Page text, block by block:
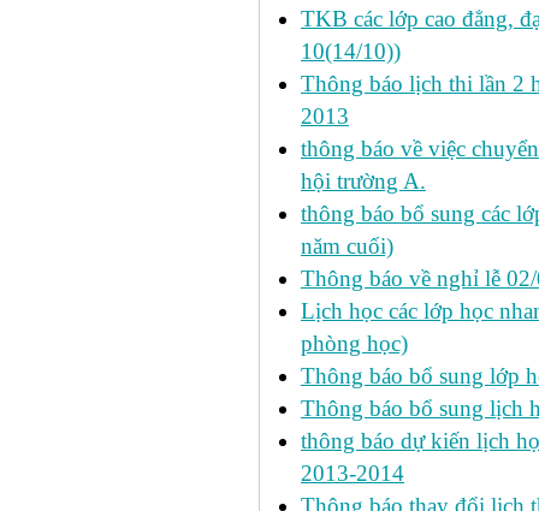
TKB các lớp cao đẳng,
10(14/10))
Thông báo lịch thi lần 2
2013
thông báo về việc
hội trường A.
thông báo bổ sung các
năm cuối)
Thông báo về nghỉ lễ
Lịch học các lớp học
phòng học)
Thông báo bổ sung lớp
Thông báo bổ sung
thông báo dự kiến lịch
2013-2014
Thông báo thay đổi lịch